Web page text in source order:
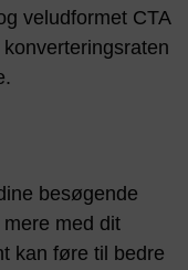
veludformet CTA
besøgende
med dit
kan føre til bedre